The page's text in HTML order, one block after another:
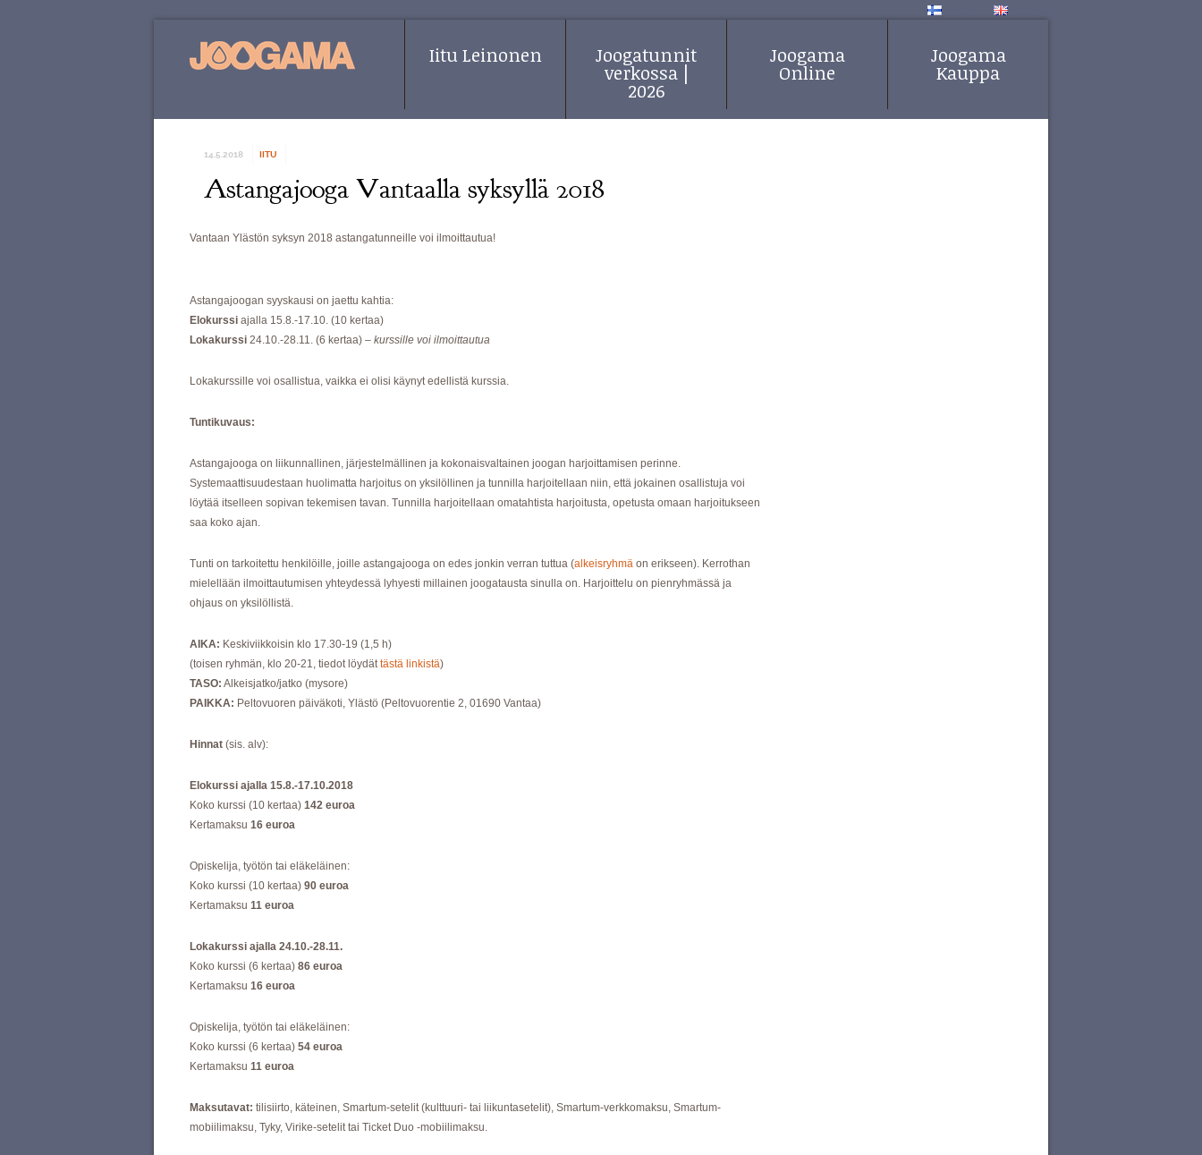
Iitu Leinonen Joogatunnit
verkossa |
2026
Joogama
Online
Joogama
Kauppa
14.5.2018 IITU
Astangajooga Vantaalla syksyllä 2018
Vantaan Ylästön syksyn 2018 astangatunneille voi ilmoittautua!
Astangajoogan syyskausi on jaettu kahtia:
Elokurssi ajalla 15.8.-17.10. (10 kertaa)
Lokakurssi 24.10.-28.11. (6 kertaa) – kurssille voi ilmoittautua
Lokakurssille voi osallistua, vaikka ei olisi käynyt edellistä kurssia.
Tuntikuvaus:
Astangajooga on liikunnallinen, järjestelmällinen ja kokonaisvaltainen joogan harjoittamisen perinne.
Systemaattisuudestaan huolimatta harjoitus on yksilöllinen ja tunnilla harjoitellaan niin, että jokainen osallistuja voi
löytää itselleen sopivan tekemisen tavan. Tunnilla harjoitellaan omatahtista harjoitusta, opetusta omaan harjoitukseen
saa koko ajan.
Tunti on tarkoitettu henkilöille, joille astangajooga on edes jonkin verran tuttua (alkeisryhmä on erikseen). Kerrothan
mielellään ilmoittautumisen yhteydessä lyhyesti millainen joogatausta sinulla on. Harjoittelu on pienryhmässä ja
ohjaus on yksilöllistä.
AIKA: Keskiviikkoisin klo 17.30-19 (1,5 h)
(toisen ryhmän, klo 20-21, tiedot löydättästä linkistä)
TASO: Alkeisjatko/jatko (mysore)
PAIKKA: Peltovuoren päiväkoti, Ylästö (Peltovuorentie 2, 01690 Vantaa)
Hinnat (sis. alv):
Elokurssi ajalla 15.8.-17.10.2018
Koko kurssi (10 kertaa) 142 euroa
Kertamaksu 16 euroa
Opiskelija, työtön tai eläkeläinen:
Koko kurssi (10 kertaa) 90 euroa
Kertamaksu 11 euroa
Lokakurssi ajalla 24.10.-28.11.
Koko kurssi (6 kertaa) 86 euroa
Kertamaksu 16 euroa
Opiskelija, työtön tai eläkeläinen:
Koko kurssi (6 kertaa) 54 euroa
Kertamaksu 11 euroa
Maksutavat: tilisiirto, käteinen, Smartum-setelit (kulttuuri- tai liikuntasetelit), Smartum-verkkomaksu, Smartum-
mobiilimaksu, Tyky, Virike-setelit tai Ticket Duo -mobiilimaksu.